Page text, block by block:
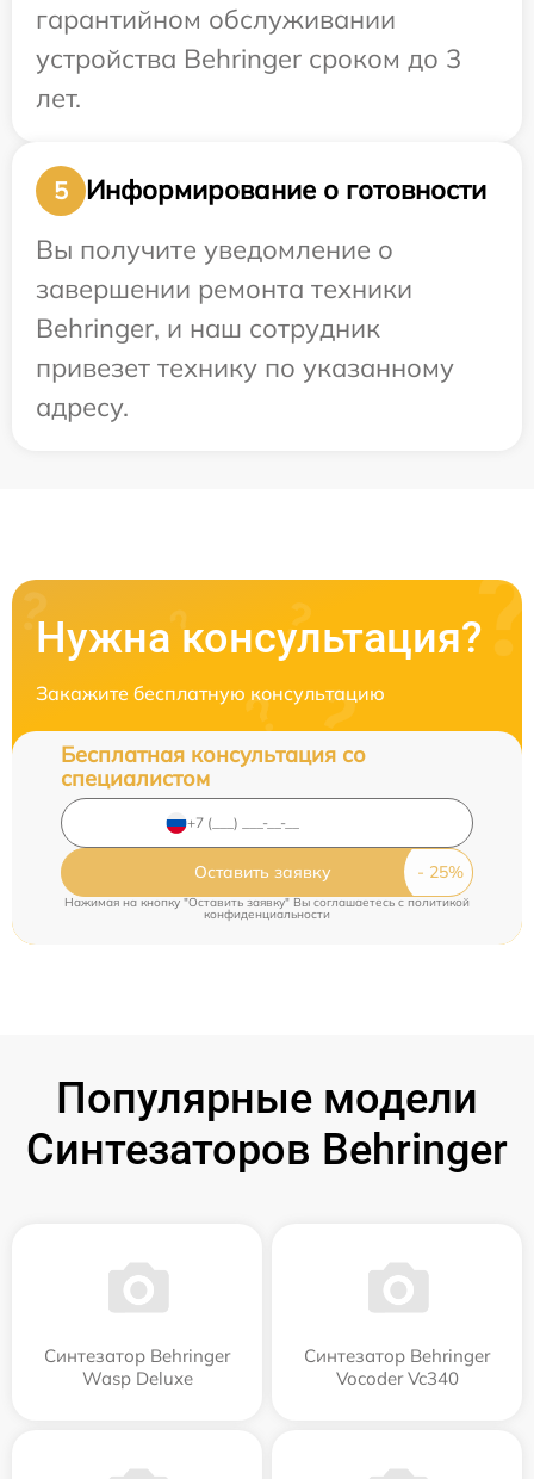
гарантийном обслуживании
устройства Behringer сроком до 3
лет.
5
Информирование о готовности
Вы получите уведомление о
завершении ремонта техники
Behringer, и наш сотрудник
привезет технику по указанному
адресу.
Нужна консультация?
Закажите бесплатную консультацию
Бесплатная консультация со
специалистом
Оставить заявку
Нажимая на кнопку "Оставить заявку" Вы соглашаетесь cполитикой
конфиденциальности
Популярные модели
Синтезаторов Behringer
Синтезатор Behringer
Wasp Deluxe
Синтезатор Behringer
Vocoder Vc340